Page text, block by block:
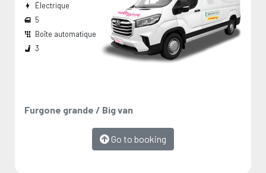
Furgone grande / Big van
Go to booking
Électrique
5
Boîte automatique
3